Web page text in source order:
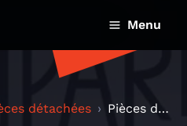
Menu
détachées Pièces détachées : Pour en finir avec l'été